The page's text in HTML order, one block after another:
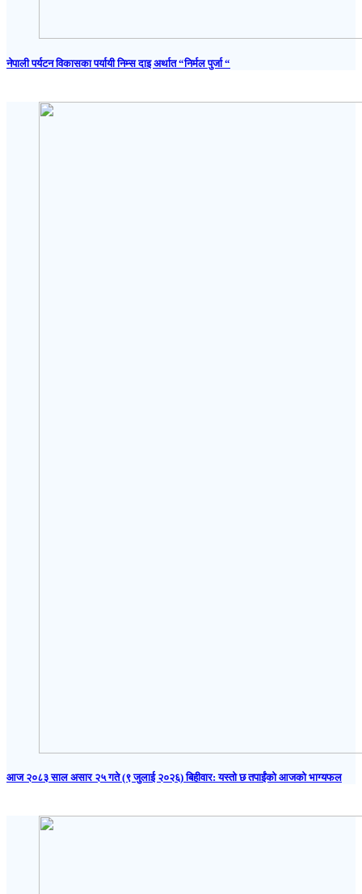
नेपाली पर्यटन विकासका पर्यायी निम्स दाइ अर्थात “निर्मल पुर्जा “
आज २०८३ साल असार २५ गते (९ जुलाई २०२६) बिहीवार: यस्तो छ तपाईंको आजको भाग्यफल